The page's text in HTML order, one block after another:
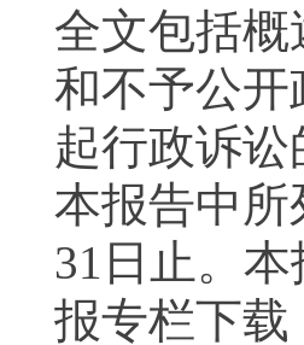
全文包括
和不予公
起行政诉
本报告中所
31日止。
报专栏下载